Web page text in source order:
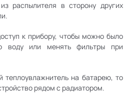
распылителя в сторону других
к прибору, чтобы можно было
воду или менять фильтры при
теплоувлажнитель на батарею, то
рядом с радиатором.